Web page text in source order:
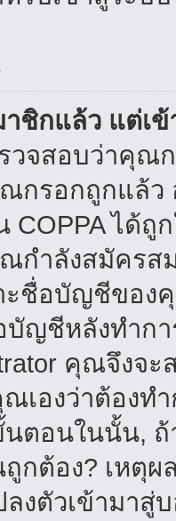
ชิกแล้ว แต่เข้
วจสอบว่าคุณก
กรอกถูกแล้ว
COPPA ได้ถู
กำลังสมัครส
ะชื่อบัญชีของ
ญชีหลังทำกา
คุณจึงจ
เองว่าต้องท
ตอนในนั้น,
กต้อง? เหตุ
งตัวเข้ามาสู่